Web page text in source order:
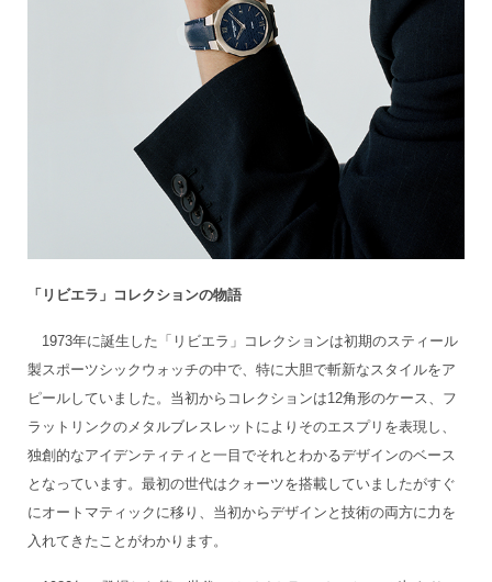
「リビエラ」コレクションの物語
1973年に誕生した「リビエラ」コレクションは初期のスティール
製スポーツシックウォッチの中で、特に大胆で斬新なスタイルをア
ピールしていました。当初からコレクションは12角形のケース、フ
ラットリンクのメタルブレスレットによりそのエスプリを表現し、
独創的なアイデンティティと一目でそれとわかるデザインのベース
となっています。最初の世代はクォーツを搭載していましたがすぐ
にオートマティックに移り、当初からデザインと技術の両方に力を
入れてきたことがわかります。